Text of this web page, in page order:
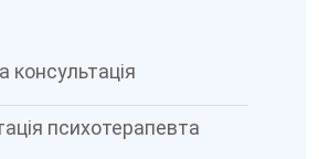
консультація
психотерапевта